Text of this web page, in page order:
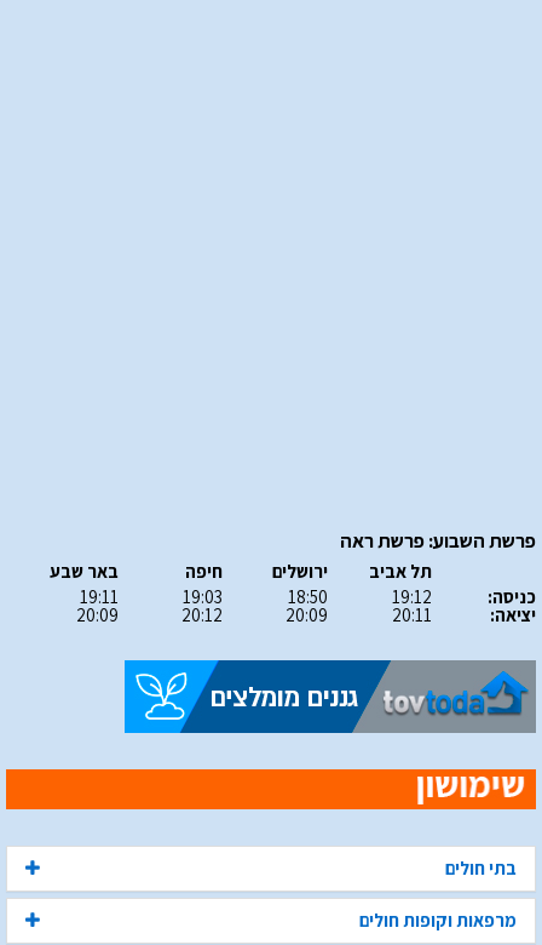
פרשת השבוע: פרשת ראה
כניסה:
יציאה:
תל אביב
19:12
20:11
ירושלים
18:50
20:09
חיפה
19:03
20:12
באר שבע
19:11
20:09
בתי חולים
מרפאות וקופות חולים